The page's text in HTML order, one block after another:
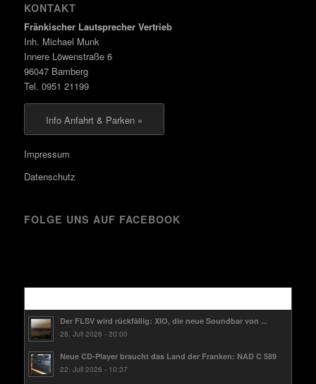
KONTAKT
Fränkischer Lautsprecher Vertrieb
Inh. Michael Munk
Innere Löwenstraße 6
96047 Bamberg
Tel. 0951 21199
Info Anfahrt & Parken »
Impressum
Datenschutz
FOLGE UNS AUF FACEBOOK
Der FLSV wird rückfällig: XIO, die neue Soundbar von ...
28. Juli 2026 - 20:00
Neue CD-Player braucht das Land der Franken: NAD C 589
22. Juli 2026 - 10:37